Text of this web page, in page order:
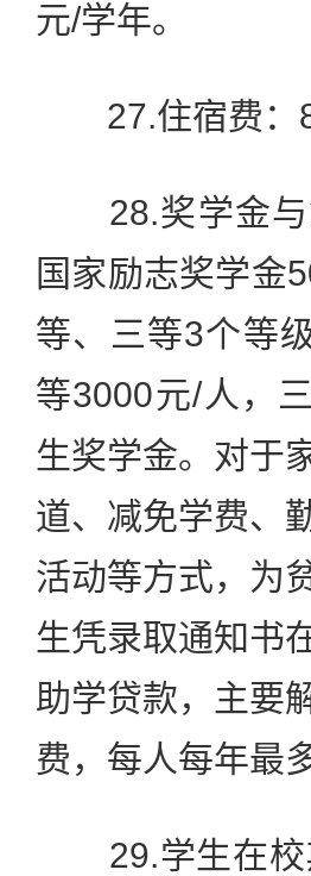
元/学年。
27.住宿费：
28.奖学金与
国家励志奖学金
等、三等3个等
等3000元/人，
生奖学金。对于
道、减免学费、
活动等方式，为
生凭录取通知书
助学贷款，主要
费，每人每年最
29.学生在校